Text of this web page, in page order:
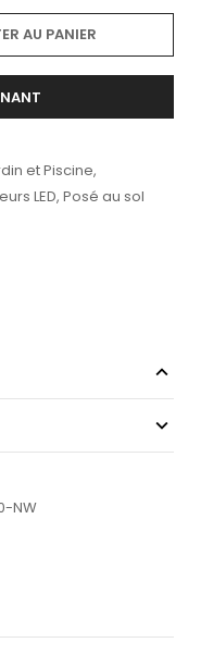
AU PANIER
et Piscine,
LED, Posé au sol
NW